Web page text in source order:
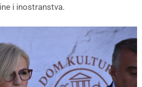
i inostranstva.